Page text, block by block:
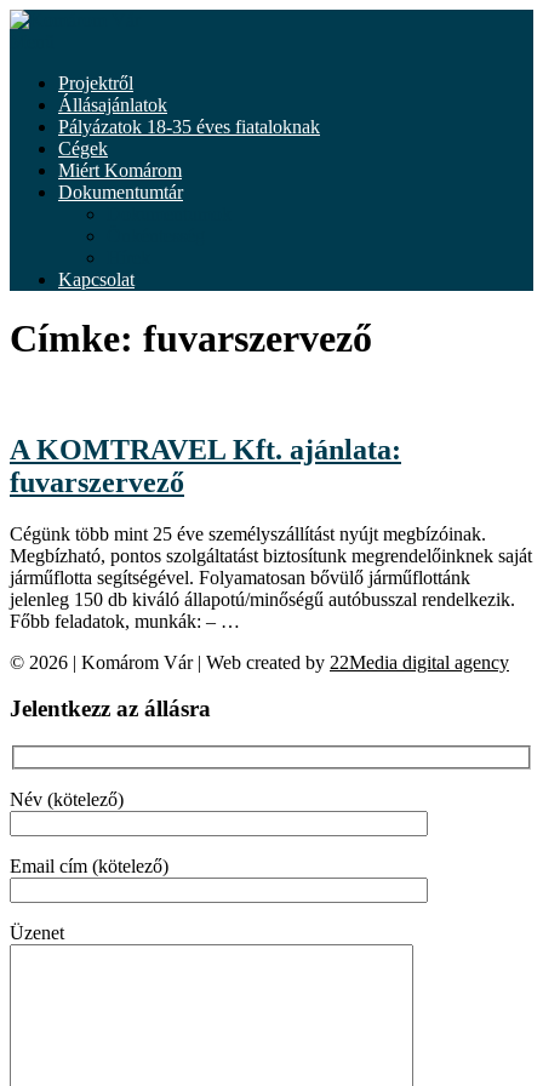
Tovább
Projektről
Állásajánlatok
Pályázatok 18-35 éves fiataloknak
Cégek
Miért Komárom
Dokumentumtár
Kapcsolat
Címke: fuvarszervező
A KOMTRAVEL Kft. ajánlata:
fuvarszervező
Cégünk több mint 25 éve személyszállítást nyújt megbízóinak.
Megbízható, pontos szolgáltatást biztosítunk megrendelőinknek saját
járműflotta segítségével. Folyamatosan bővülő járműflottánk
jelenleg 150 db kiváló állapotú/minőségű autóbusszal rendelkezik.
Főbb feladatok, munkák: – …
© 2026 | Komárom Vár | Web created by 22Media digital agency
Jelentkezz az állásra
Név (kötelező)
Email cím (kötelező)
Üzenet